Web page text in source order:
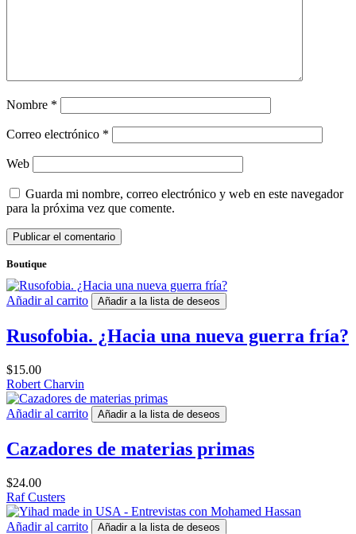
Nombre *
Correo electrónico *
Web
Guarda mi nombre, correo electrónico y web en este navegador
para la próxima vez que comente.
Boutique
Añadir al carrito Añadir a la lista de deseos
Rusofobia. ¿Hacia una nueva guerra fría?
$15.00
Robert Charvin
Añadir al carrito Añadir a la lista de deseos
Cazadores de materias primas
$24.00
Raf Custers
Añadir al carrito Añadir a la lista de deseos